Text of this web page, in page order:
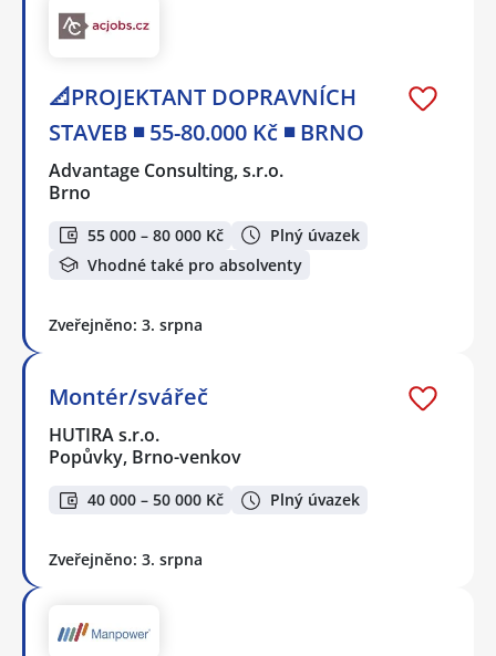
📐PROJEKTANT DOPRAVNÍCH
STAVEB ◾ 55-80.000 Kč ◾ BRNO
Advantage Consulting, s.r.o.
Brno
55 000 – 80 000 Kč
Plný úvazek
Vhodné také pro absolventy
Zveřejněno: 3. srpna
Montér/svářeč
HUTIRA s.r.o.
Popůvky, Brno-venkov
40 000 – 50 000 Kč Plný úvazek
Zveřejněno: 3. srpna